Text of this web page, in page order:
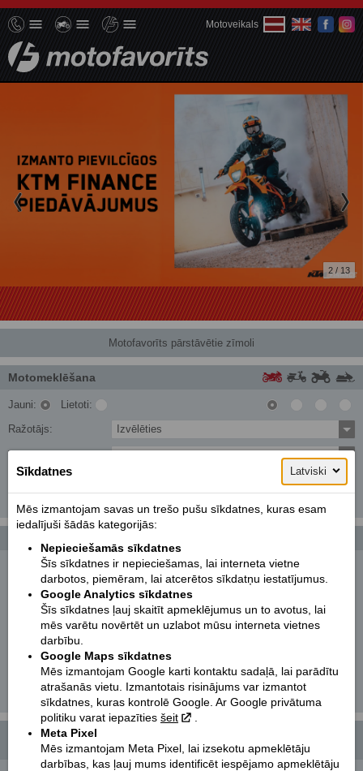
Motoveikals
2 / 13
Motofavorīts pārstāvētie zīmoli
Motomeklēšana
Jauni:
Lietoti:
Ražotājs:
Izvēlēties
Tips:
Meklēt!
KTM 250 EXC TPI SIX DAYS | 2022
KTM 890 DUKE
KTM 300 EXC TPI | 2021
C-Umi
KTM 790 ADVENTURE R RALLY | 2020
Suzuki KingQuad 750XP 4x4 - Tav labākais palīgs
saimniecībā!
Sīkdatnes Latviski
Mēs izmantojam savas un trešo pušu sīkdatnes, kuras esam
iedalījuši šādās kategorijās:
Nepieciešamās sīkdatnes
Šīs sīkdatnes ir nepieciešamas, lai interneta vietne
darbotos, piemēram, lai atcerētos sīkdatņu iestatījumus.
Google Analytics sīkdatnes
Šīs sīkdatnes ļauj skaitīt apmeklējumus un to avotus, lai
mēs varētu novērtēt un uzlabot mūsu interneta vietnes
darbību.
Google Maps sīkdatnes
Mēs izmantojam Google karti kontaktu sadaļā, lai parādītu
atrašanās vietu. Izmantotais risinājums var izmantot
sīkdatnes, kuras kontrolē Google. Ar Google privātuma
politiku varat iepazīties šeit
Meta Pixel
Mēs izmantojam Meta Pixel, lai izsekotu apmeklētāju
darbības, kas ļauj mums identificēt iespējamo apmeklētāju